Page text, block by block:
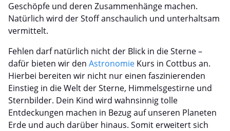
Geschöpfe und deren Zusammenhänge machen.
Natürlich wird der Stoff anschaulich und unterhaltsam
vermittelt.
Fehlen darf natürlich nicht der Blick in die Sterne –
dafür bieten wir den Astronomie Kurs in Cottbus an.
Hierbei bereiten wir nicht nur einen faszinierenden
Einstieg in die Welt der Sterne, Himmelsgestirne und
Sternbilder. Dein Kind wird wahnsinnig tolle
Entdeckungen machen in Bezug auf unseren Planeten
Erde und auch darüber hinaus. Somit erweitert sich